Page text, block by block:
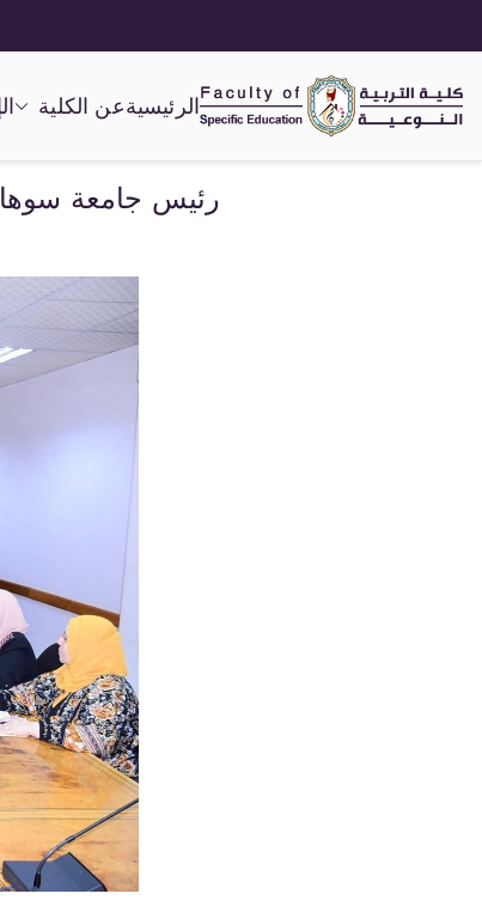
الرئيسيةعن الكلية
رئيس جامعة